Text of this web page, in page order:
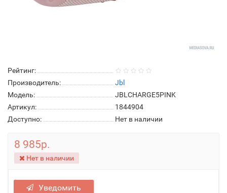
Рейтинг:
Производитель:
Jbl
Модель:
JBLCHARGE5PINK
Артикул:
1844904
Доступно:
Нет в наличии
8 985р.
Нет в наличии
Уведомить